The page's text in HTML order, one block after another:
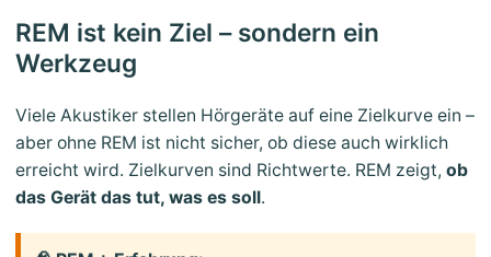
REM ist kein Ziel – sondern ein
Werkzeug
Viele Akustiker stellen Hörgeräte auf eine Zielkurve ein –
aber ohne REM ist nicht sicher, ob diese auch wirklich
erreicht wird. Zielkurven sind Richtwerte. REM zeigt, ob
das Gerät das tut, was es soll.